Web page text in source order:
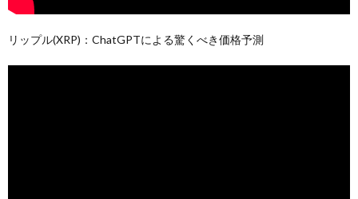
リップル(XRP)：ChatGPTによる驚くべき価格予測